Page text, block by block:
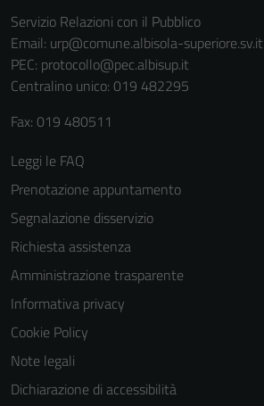
Servizio Relazioni con il Pubblico
Email: urp@comune.albisola-superiore.sv.it
PEC: protocollo@pec.albisup.it
Centralino unico: 019 482295
Fax: 019 480511
Leggi le FAQ
Prenotazione appuntamento
Segnalazione disservizio
Richiesta assistenza
Amministrazione trasparente
Informativa privacy
Cookie Policy
Note legali
Dichiarazione di accessibilità